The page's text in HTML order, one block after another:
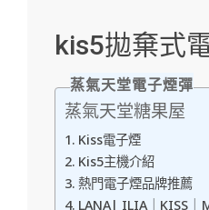
kis5拋棄式
蒸氣天堂電子煙彈
蒸氣天堂糖果屋
Kiss電子煙
Kis5主機介紹
熱門電子煙品牌推薦
LANA| ILIA｜KISS｜